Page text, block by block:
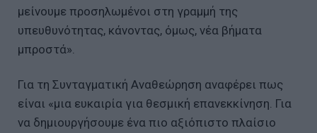
μείνουμε προσηλωμένοι στη γραμμή της
υπευθυνότητας, κάνοντας, όμως, νέα βήματα
μπροστά».
Για τη Συνταγματική Αναθεώρηση αναφέρει πως
είναι «μια ευκαιρία για θεσμική επανεκκίνηση. Για
να δημιουργήσουμε ένα πιο αξιόπιστο πλαίσιο